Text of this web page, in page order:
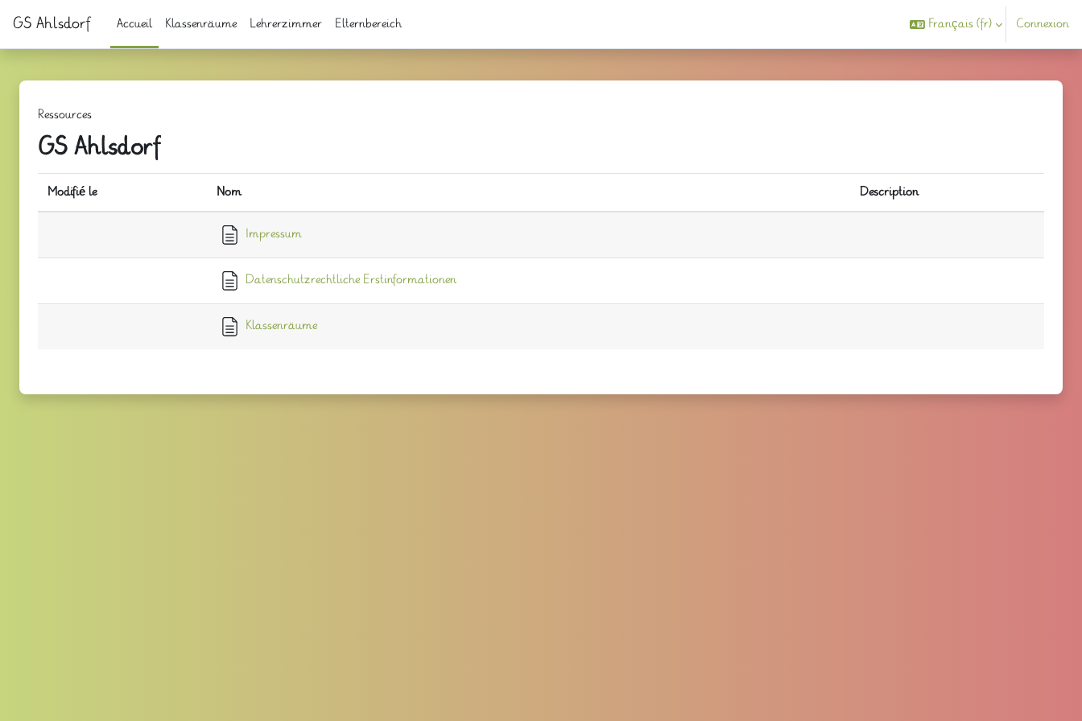
GS Ahlsdorf Accueil Klassenräume Lehrerzimmer Elternbereich Français ‎(fr)‎ Connexion
Ressources
GS Ahlsdorf
Modifié le Nom Description
Impressum
Datenschutzrechtliche Erstinformationen
Klassenräume